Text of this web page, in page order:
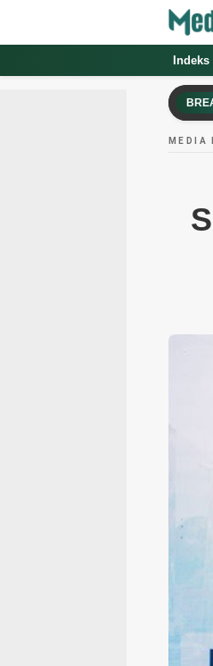
Indeks
Update Hasil Timnas Indonesia
MEDIA